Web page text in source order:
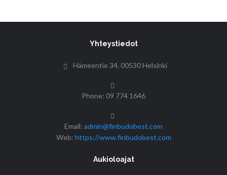
Yhteystiedot
Hämeentie 34, 00530 Helsinki
Phone: 09 774 1646
Email: admin@finbudobest.com
Web: https://www.finbudobest.com
Aukioloajat